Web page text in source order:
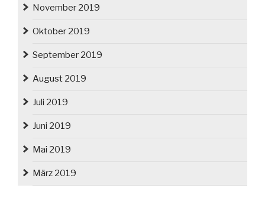
November 2019
Oktober 2019
September 2019
August 2019
Juli 2019
Juni 2019
Mai 2019
März 2019